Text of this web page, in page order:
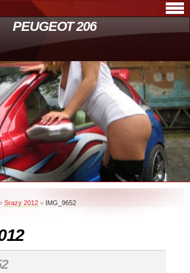
PEUGEOT 206
Srazy 2012 » IMG_9652